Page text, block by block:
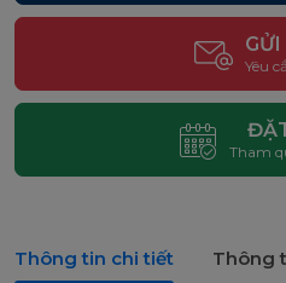
Yêu
Tham
Thông tin chi tiết Thông